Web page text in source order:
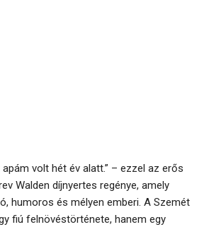
volt hét év alatt.” – ezzel az erős
Walden díjnyertes regénye, amely
humoros és mélyen emberi. A Szemét
fiú felnövéstörténete, hanem egy